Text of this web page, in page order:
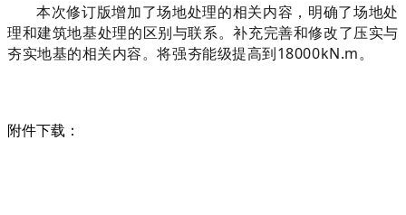
本次修订版增加了场地处理的相关内容，明确了场地处
理和建筑地基处理的区别与联系。补充完善和修改了压实与
夯实地基的相关内容。将强夯能级提高到18000kN.m。
附件下载：